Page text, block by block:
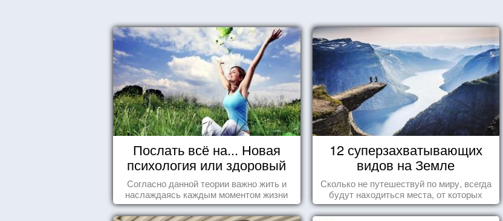
Послать всё на... Новая
психология или здоровый
пофигизм.
Согласно данной теории важно жить и
наслаждаясь каждым моментом жизни
осознанно и с удовольствием. Как это,
попробуем разобраться на реальных
12 суперзахватывающих
видов на Земле
Сколько не путешествуй по миру, всегда
будут находиться места, от которых
перехватывает дух и кружится голова...